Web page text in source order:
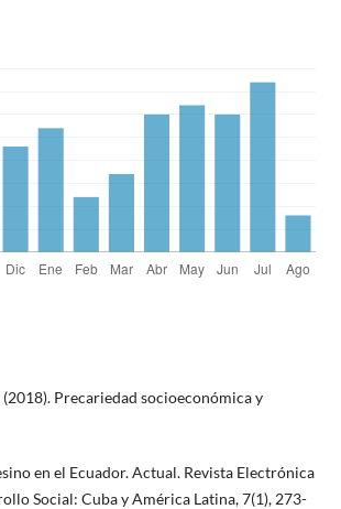
(2018). Precariedad socioeconómica y
en el Ecuador. Actual. Revista Electrónica
Social: Cuba y América Latina, 7(1), 273-